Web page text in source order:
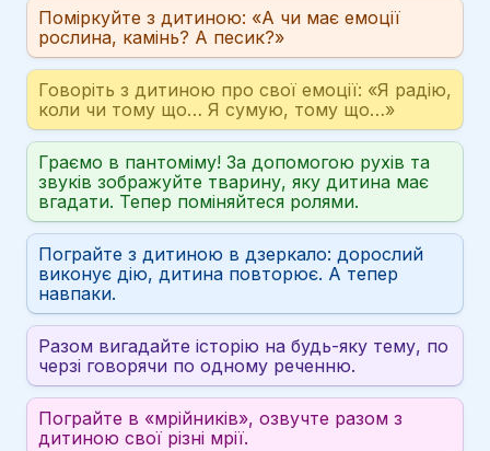
Поміркуйте з дитиною: «А чи має емоції
рослина, камінь? А песик?»
Говоріть з дитиною про свої емоції: «Я радію,
коли чи тому що… Я сумую, тому що…»
Граємо в пантоміму! За допомогою рухів та
звуків зображуйте тварину, яку дитина має
вгадати. Тепер поміняйтеся ролями.
Пограйте з дитиною в дзеркало: дорослий
виконує дію, дитина повторює. А тепер
навпаки.
Разом вигадайте історію на будь-яку тему, по
черзі говорячи по одному реченню.
Пограйте в «мрійників», озвучте разом з
дитиною свої різні мрії.